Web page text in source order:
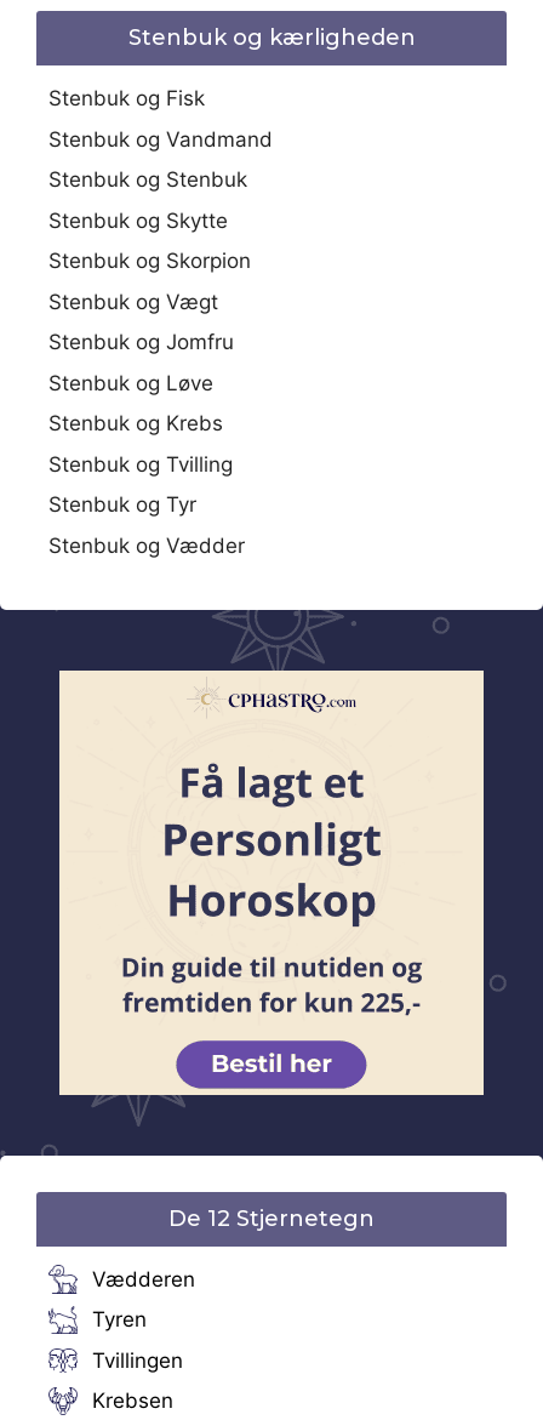
Stenbuk og kærligheden
Stenbuk og Fisk
Stenbuk og Vandmand
Stenbuk og Stenbuk
Stenbuk og Skytte
Stenbuk og Skorpion
Stenbuk og Vægt
Stenbuk og Jomfru
Stenbuk og Løve
Stenbuk og Krebs
Stenbuk og Tvilling
Stenbuk og Tyr
Stenbuk og Vædder
De 12 Stjernetegn
Vædderen
Tyren
Tvillingen
Krebsen